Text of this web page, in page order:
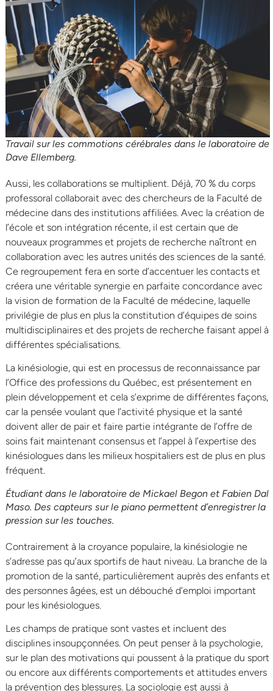
Travail sur les commotions cérébrales dans le laboratoire de
Dave Ellemberg.
Aussi, les collaborations se multiplient. Déjà, 70 % du corps
professoral collaborait avec des chercheurs de la Faculté de
médecine dans des institutions affiliées. Avec la création de
l’école et son intégration récente, il est certain que de
nouveaux programmes et projets de recherche naîtront en
collaboration avec les autres unités des sciences de la santé.
Ce regroupement fera en sorte d’accentuer les contacts et
créera une véritable synergie en parfaite concordance avec
la vision de formation de la Faculté de médecine, laquelle
privilégie de plus en plus la constitution d’équipes de soins
multidisciplinaires et des projets de recherche faisant appel à
différentes spécialisations.
La kinésiologie, qui est en processus de reconnaissance par
l’Office des professions du Québec, est présentement en
plein développement et cela s’exprime de différentes façons,
car la pensée voulant que l’activité physique et la santé
doivent aller de pair et faire partie intégrante de l’offre de
soins fait maintenant consensus et l’appel à l’expertise des
kinésiologues dans les milieux hospitaliers est de plus en plus
fréquent.
Étudiant dans le laboratoire de Mickael Begon et Fabien Dal
Maso. Des capteurs sur le piano permettent d’enregistrer la
pression sur les touches.
Contrairement à la croyance populaire, la kinésiologie ne
s’adresse pas qu’aux sportifs de haut niveau. La branche de la
promotion de la santé, particulièrement auprès des enfants et
des personnes âgées, est un débouché d’emploi important
pour les kinésiologues.
Les champs de pratique sont vastes et incluent des
disciplines insoupçonnées. On peut penser à la psychologie,
sur le plan des motivations qui poussent à la pratique du sport
ou encore aux différents comportements et attitudes envers
la prévention des blessures. La sociologie est aussi à